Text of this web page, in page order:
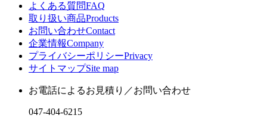
よくある質問FAQ
取り扱い商品Products
お問い合わせContact
企業情報Company
プライバシーポリシーPrivacy
サイトマップSite map
お電話によるお見積り／お問い合わせ
047-404-6215